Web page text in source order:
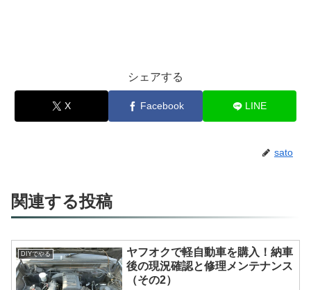
シェアする
X Facebook LINE
sato
関連する投稿
DIYでやる
ヤフオクで軽自動車を購入！納車
後の現況確認と修理メンテナンス
（その2）